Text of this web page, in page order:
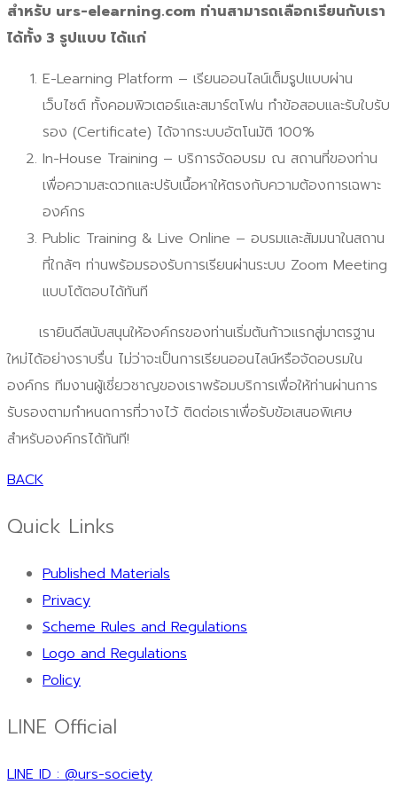
สำหรับ urs-elearning.com ท่านสามารถเลือกเรียนกับเรา
ได้ทั้ง 3 รูปแบบ ได้แก่
E-Learning Platform – เรียนออนไลน์เต็มรูปแบบผ่าน
เว็บไซต์ ทั้งคอมพิวเตอร์และสมาร์ตโฟน ทำข้อสอบและรับใบรับ
รอง (Certificate) ได้จากระบบอัตโนมัติ 100%
In-House Training – บริการจัดอบรม ณ สถานที่ของท่าน
เพื่อความสะดวกและปรับเนื้อหาให้ตรงกับความต้องการเฉพาะ
องค์กร
Public Training & Live Online – อบรมและสัมมนาในสถาน
ที่ใกล้ๆ ท่านพร้อมรองรับการเรียนผ่านระบบ Zoom Meeting
แบบโต้ตอบได้ทันที
เรายินดีสนับสนุนให้องค์กรของท่านเริ่มต้นก้าวแรกสู่มาตรฐาน
ใหม่ได้อย่างราบรื่น ไม่ว่าจะเป็นการเรียนออนไลน์หรือจัดอบรมใน
องค์กร ทีมงานผู้เชี่ยวชาญของเราพร้อมบริการเพื่อให้ท่านผ่านการ
รับรองตามกำหนดการที่วางไว้ ติดต่อเราเพื่อรับข้อเสนอพิเศษ
สำหรับองค์กรได้ทันที!
BACK
Quick Links
Published Materials
Privacy
Scheme Rules and Regulations
Logo and Regulations
Policy
LINE Official
LINE ID : @urs-society